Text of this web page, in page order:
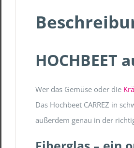
HOCHBEET
Wer das Gemüse oder die
Das Hochbeet CARREZ in
außerdem genau in der